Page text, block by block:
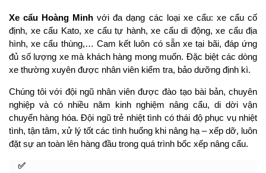
Xe cẩu Hoàng Minh với đa dạng các loại xe cẩu: xe cẩu cố
định, xe cẩu Kato, xe cẩu tự hành, xe cẩu di động, xe cẩu địa
hình, xe cẩu thùng,… Cam kết luôn có sẵn xe tại bãi, đáp ứng
đủ số lượng xe mà khách hàng mong muốn. Đặc biệt các dòng
xe thường xuyên được nhân viên kiểm tra, bảo dưỡng định kì.
Chúng tôi với đội ngũ nhân viên được đào tạo bài bản, chuyên
nghiệp và có nhiều năm kinh nghiệm nâng cẩu, di dời vận
chuyển hàng hóa. Đội ngũ trẻ nhiệt tình có thái độ phục vụ nhiệt
tình, tận tâm, xử lý tốt các tình huống khi nâng hạ – xếp dỡ, luôn
đặt sự an toàn lên hàng đầu trong quá trình bốc xếp nâng cẩu.
✅